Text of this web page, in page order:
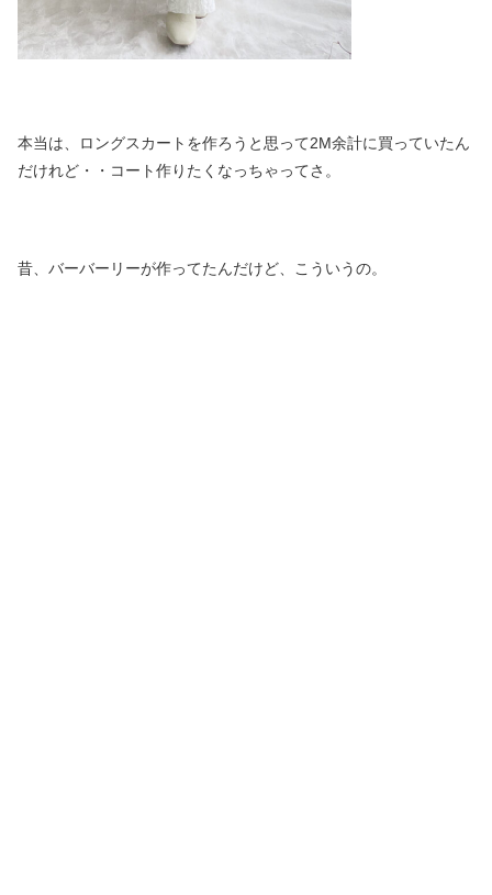
本当は、ロングスカートを作ろうと思って2M余計に買っていたん
だけれど・・コート作りたくなっちゃってさ。
昔、バーバーリーが作ってたんだけど、こういうの。